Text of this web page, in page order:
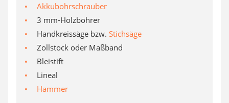
Akkubohrschrauber
3 mm-Holzbohrer
Handkreissäge bzw. Stichsäge
Zollstock oder Maßband
Bleistift
Lineal
Hammer